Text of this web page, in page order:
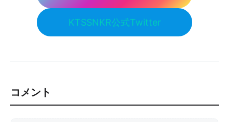
KTSSNKR公式Twitter
コメント